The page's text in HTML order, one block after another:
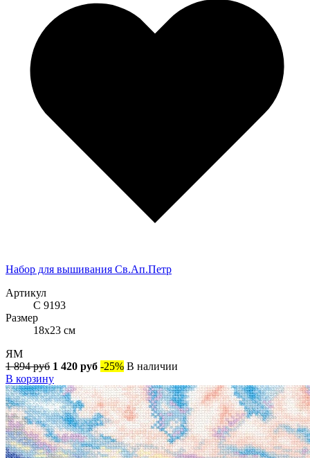
Набор для вышивания Св.Ап.Петр
Артикул
С 9193
Размер
18x23 см
ЯМ
1 894 руб 1 420 руб -25% В наличии
В корзину